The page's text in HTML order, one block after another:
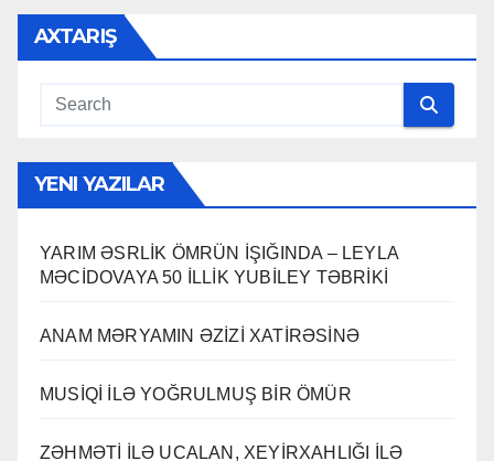
AXTARIŞ
YENI YAZILAR
YARIM ƏSRLİK ÖMRÜN İŞIĞINDA – LEYLA
MƏCİDOVAYA 50 İLLİK YUBİLEY TƏBRİKİ
ANAM MƏRYAMIN ƏZİZİ XATİRƏSİNƏ
MUSİQİ İLƏ YOĞRULMUŞ BİR ÖMÜR
ZƏHMƏTİ İLƏ UCALAN, XEYİRXAHLIĞI İLƏ